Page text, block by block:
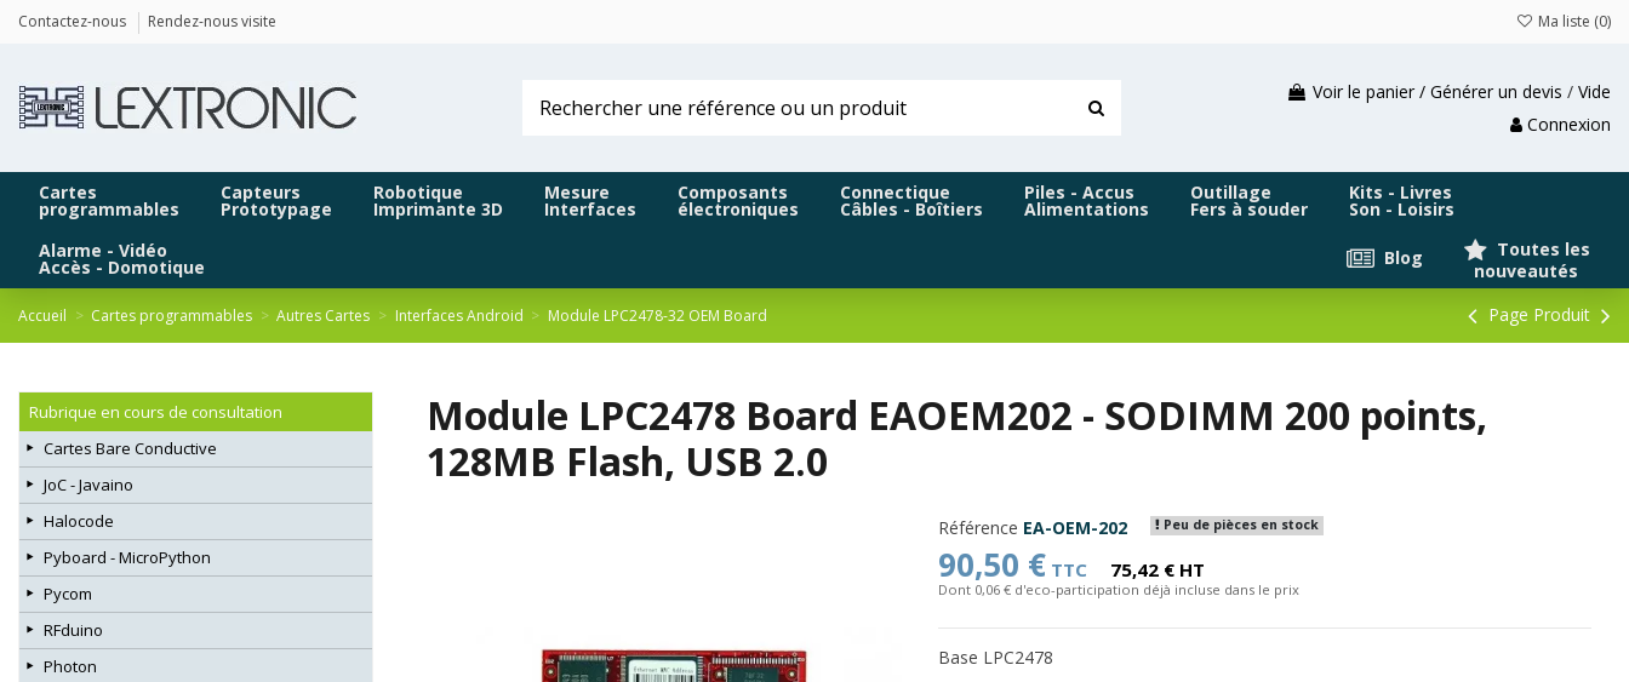
Contactez-nous Rendez-nous visite Ma liste (0)
Voir le panier / Générer un devis / Vide
Connexion
Cartes
programmables
Capteurs
Prototypage
Robotique
Imprimante 3D
Mesure
Interfaces
Composants
électroniques
Connectique
Câbles - Boîtiers
Piles - Accus
Alimentations
Outillage
Fers à souder
Kits - Livres
Son - Loisirs
Alarme - Vidéo
Accès - Domotique
Toutes les
nouveautés
Blog
Accueil Cartes programmables Autres Cartes Interfaces Android Module LPC2478-32 OEM Board Page Produit
Module LPC2478 Board EAOEM202 - SODIMM 200 points,
128MB Flash, USB 2.0
Référence EA-OEM-202 Peu de pièces en stock
90,50 € TTC 75,42 € HT
Dont 0,06 € d'eco-participation déjà incluse dans le prix
Base LPC2478
Rubrique en cours de consultation
Cartes Bare Conductive
JoC - Javaino
Halocode
Pyboard - MicroPython
Pycom
RFduino
Photon
Panneau de gestion des cookies